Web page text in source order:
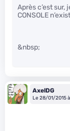
Après c’est sur,
CONSOLE
&nbsp;
AxelDG
Le 28/01/2015